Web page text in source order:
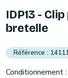
IDP13 -
bretelle
Conditionnement